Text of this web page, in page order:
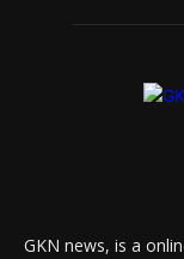
GKN news, is a